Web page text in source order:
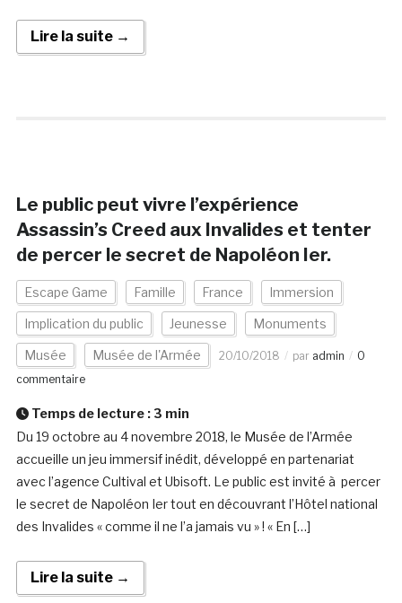
Lire la suite →
Le public peut vivre l’expérience
Assassin’s Creed aux Invalides et tenter
de percer le secret de Napoléon Ier.
Escape Game Famille France Immersion
Implication du public Jeunesse Monuments
Musée Musée de l'Armée 20/10/2018 par admin
0
commentaire
Temps de lecture : 3 min
Du 19 octobre au 4 novembre 2018, le Musée de l’Armée
accueille un jeu immersif inédit, développé en partenariat
avec l’agence Cultival et Ubisoft. Le public est invité à percer
le secret de Napoléon Ier tout en découvrant l’Hôtel national
des Invalides « comme il ne l’a jamais vu » ! « En […]
Lire la suite →